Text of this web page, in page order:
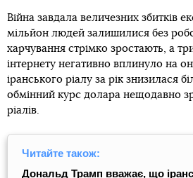
Війна завдала величезних збитків
мільйон людей залишилися без
харчування стрімко зростають, а
інтернету негативно вплинуло на
іранського ріалу за рік знизилася
обмінний курс долара нещодавно
ріалів.
Читайте також:
Дональд Трамп вважає, що